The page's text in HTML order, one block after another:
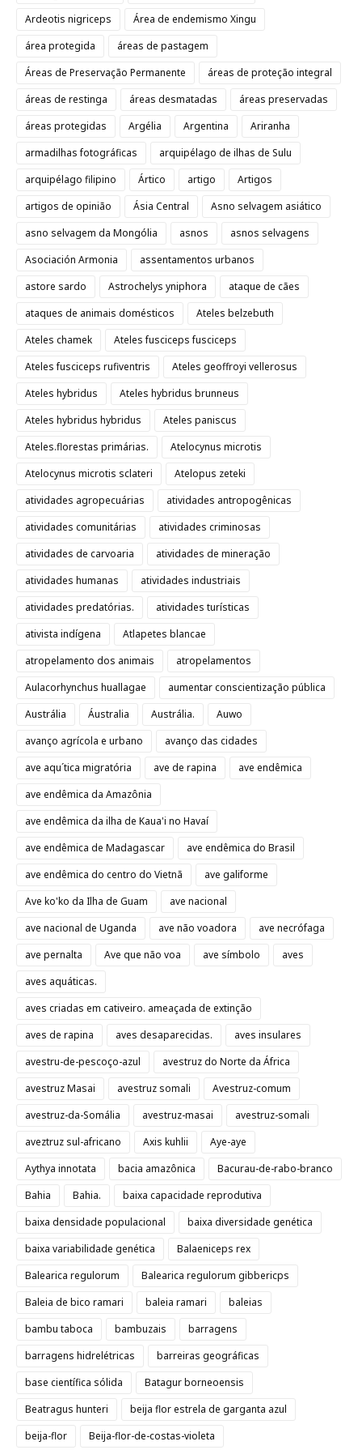
Ardeotis nigriceps
Área de endemismo Xingu
área protegida
áreas de pastagem
Áreas de Preservação Permanente
áreas de proteção integral
áreas de restinga
áreas desmatadas
áreas preservadas
áreas protegidas
Argélia Argentina
Ariranha
armadilhas fotográficas
arquipélago de ilhas de Sulu
arquipélago filipino
Ártico artigo
Artigos
artigos de opinião
Ásia Central
Asno selvagem asiático
asno selvagem da Mongólia
asnos
asnos selvagens
Asociación Armonia
assentamentos urbanos
astore sardo
Astrochelys yniphora
ataque de cães
ataques de animais domésticos
Ateles belzebuth
Ateles chamek
Ateles fusciceps fusciceps
Ateles fusciceps rufiventris
Ateles geoffroyi vellerosus
Ateles hybridus
Ateles hybridus brunneus
Ateles hybridus hybridus
Ateles paniscus
Ateles.florestas primárias.
Atelocynus microtis
Atelocynus microtis sclateri
Atelopus zeteki
atividades agropecuárias
atividades antropogênicas
atividades comunitárias
atividades criminosas
atividades de carvoaria
atividades de mineração
atividades humanas
atividades industriais
atividades predatórias.
atividades turísticas
ativista indígena
Atlapetes blancae
atropelamento dos animais
atropelamentos
Aulacorhynchus huallagae
aumentar conscientização pública
Austrália
Áustralia Austrália.
Auwo
avanço agrícola e urbano
avanço das cidades
ave aqu´tica migratória
ave de rapina
ave endêmica
ave endêmica da Amazônia
ave endêmica da ilha de Kaua'i no Havaí
ave endêmica de Madagascar
ave endêmica do Brasil
ave endêmica do centro do Vietnã
ave galiforme
Ave ko'ko da Ilha de Guam
ave nacional
ave nacional de Uganda
ave não voadora
ave necrófaga
ave pernalta
Ave que não voa ave símbolo
aves
aves aquáticas.
aves criadas em cativeiro. ameaçada de extinção
aves de rapina
aves desaparecidas.
aves insulares
avestru-de-pescoço-azul
avestruz do Norte da África
avestruz Masai
avestruz somali
Avestruz-comum
avestruz-da-Somália
avestruz-masai
avestruz-somali
aveztruz sul-africano
Axis kuhlii
Aye-aye
Aythya innotata
bacia amazônica
Bacurau-de-rabo-branco
Bahia
Bahia.
baixa capacidade reprodutiva
baixa densidade populacional
baixa diversidade genética
baixa variabilidade genética
Balaeniceps rex
Balearica regulorum
Balearica regulorum gibbericps
Baleia de bico ramari
baleia ramari
baleias
bambu taboca
bambuzais
barragens
barragens hidrelétricas
barreiras geográficas
base científica sólida
Batagur borneoensis
Beatragus hunteri
beija flor estrela de garganta azul
beija-flor
Beija-flor-de-costas-violeta